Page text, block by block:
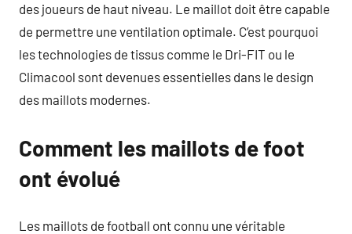
des joueurs de haut niveau. Le maillot doit être capable
de permettre une ventilation optimale. C’est pourquoi
les technologies de tissus comme le Dri-FIT ou le
Climacool sont devenues essentielles dans le design
des maillots modernes.
Comment les maillots de foot
ont évolué
Les maillots de football ont connu une véritable